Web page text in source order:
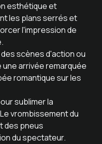
esthétique et
les plans serrés et
l'impression de
scènes d'action ou
arrivée remarquée
romantique sur les
sublimer la
vrombissement du
des pneus
du spectateur.